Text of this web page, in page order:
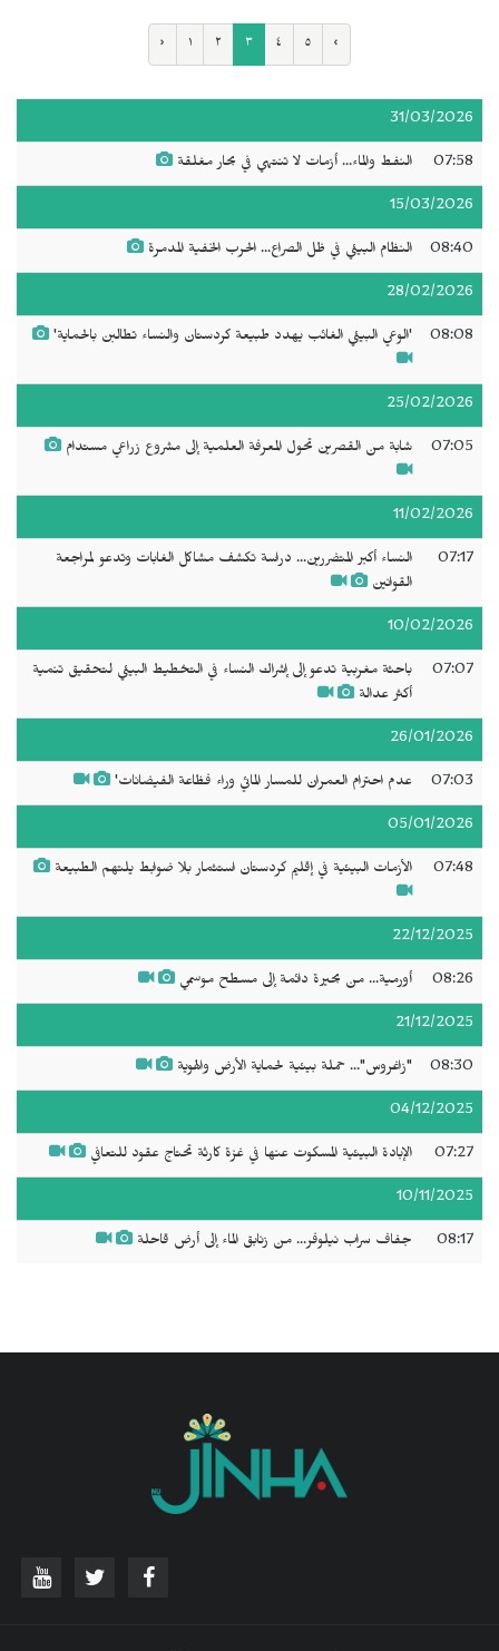
‹ ١ ٢ ٣ ٤ ٥ ›
31/03/2026
07:58 النفط والماء... أزمات لا تنتهي في بحار مغلقة
15/03/2026
08:40 النظام البيئي في ظل الصراع... الحرب الخفية المدمرة
28/02/2026
08:08 'الوعي البيئي الغائب يهدد طبيعة كردستان والنساء تطالبن بالحماية'
25/02/2026
07:05 شابة من القصرين تحول المعرفة العلمية إلى مشروع زراعي مستدام
11/02/2026
07:17
النساء أكبر المتضررين... دراسة تكشف مشاكل الغابات وتدعو لمراجعة
القوانين
10/02/2026
07:07
باحثة مغربية تدعو إلى إشراك النساء في التخطيط البيئي لتحقيق تنمية
أكثر عدالة
26/01/2026
07:03 عدم احترام العمران للمسار المائي وراء فظاعة الفيضانات'
05/01/2026
07:48 الأزمات البيئية في إقليم كردستان استثمار بلا ضوابط يلتهم الطبيعة
22/12/2025
08:26 أورمية... من بحيرة دائمة إلى مسطح موسمي
21/12/2025
08:30 "زاغروس"... حملة بيئية لحماية الأرض والهوية
04/12/2025
07:27 الإبادة البيئية المسكوت عنها في غزة كارثة تحتاج عقود للتعافي
10/11/2025
08:17 جفاف سراب نيلوفر... من زنابق الماء إلى أرض قاحلة